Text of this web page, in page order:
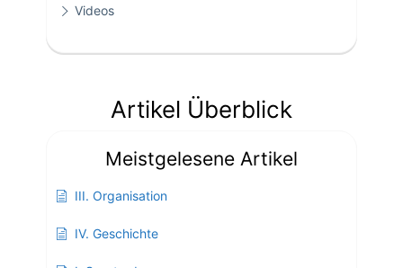
Videos
Artikel Überblick
Meistgelesene Artikel
III. Organisation
IV. Geschichte